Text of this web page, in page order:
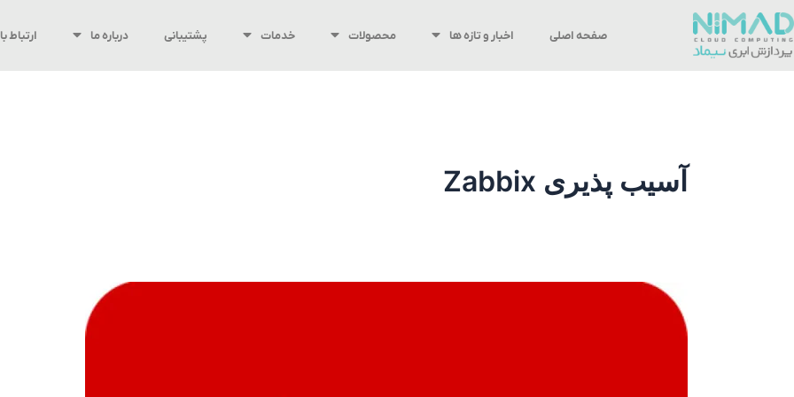
پرش
به
محتوا
صفحه اصلی اخبار و تازه ها محصولات خدمات پشتیبانی درباره ما ارتباط
آسیب پذیری Zabbix
آسیب
پذیری
سطح